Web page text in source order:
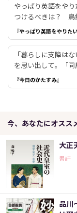
やっぱり英語をや
つけるべきは？ 鳥
『やっぱり英語をやりた
「暮らしに支障は
を思い出して。「同
『今日のかたすみ』
今、あなたにオスス
大正
書評
品川